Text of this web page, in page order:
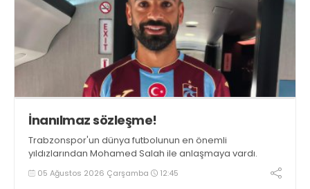
İnanılmaz sözleşme!
Trabzonspor'un dünya futbolunun en önemli
yıldızlarından Mohamed Salah ile anlaşmaya vardı.
05 Ağustos 2026 Çarşamba 12:45